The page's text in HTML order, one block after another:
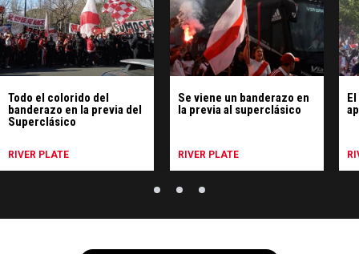
Todo el colorido del
banderazo en la previa del
Superclásico
RIVER PLATE
Se viene un banderazo en
la previa al superclásico
RIVER PLATE